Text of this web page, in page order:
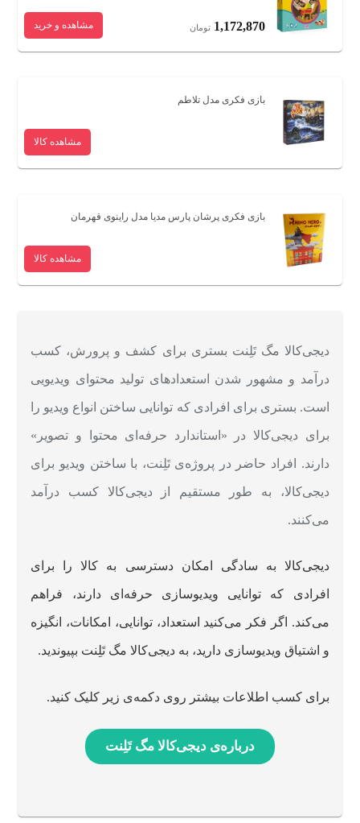
1,172,870 تومان مشاهده و خرید
بازی فکری مدل تلاطم
مشاهده کالا
بازی فکری پرشان پارس مدیا مدل راینوی قهرمان
مشاهده کالا
دیجی‌کالا مگ تَلِنت بستری برای کشف و پرورش، کسب
درآمد و مشهور شدن استعدادهای تولید محتوای ویدیویی
است. بستری برای افرادی که توانایی ساختن انواع ویدیو را
برای دیجی‌کالا در «استاندارد حرفه‌ای محتوا و تصویر»
دارند. افراد حاضر در پروژه‌ی تَلِنت، با ساختن ویدیو برای
دیجی‌کالا، به طور مستقیم از دیجی‌کالا کسب درآمد
می‌کنند.
دیجی‌کالا به سادگی امکان دسترسی به کالا را برای
افرادی که توانایی ویدیوسازی حرفه‌ای دارند، فراهم
می‌کند. اگر فکر می‌کنید استعداد، توانایی، امکانات، انگیزه
و اشتیاق ویدیوسازی دارید، به دیجی‌کالا مگ تَلِنت بپیوندید.
برای کسب اطلاعات بیشتر روی دکمه‌ی زیر کلیک کنید.
درباره‌ی دیجی‌کالا مگ تَلِنت